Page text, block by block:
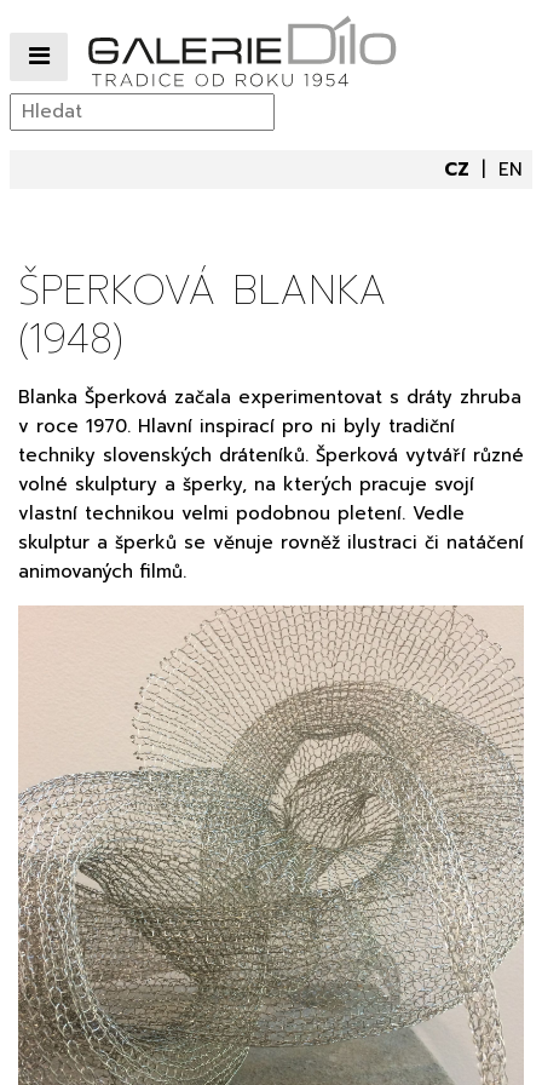
CZ EN
ŠPERKOVÁ BLANKA
(1948)
Blanka Šperková začala experimentovat s dráty zhruba
v roce 1970. Hlavní inspirací pro ni byly tradiční
techniky slovenských dráteníků. Šperková vytváří různé
volné skulptury a šperky, na kterých pracuje svojí
vlastní technikou velmi podobnou pletení. Vedle
skulptur a šperků se věnuje rovněž ilustraci či natáčení
animovaných filmů.